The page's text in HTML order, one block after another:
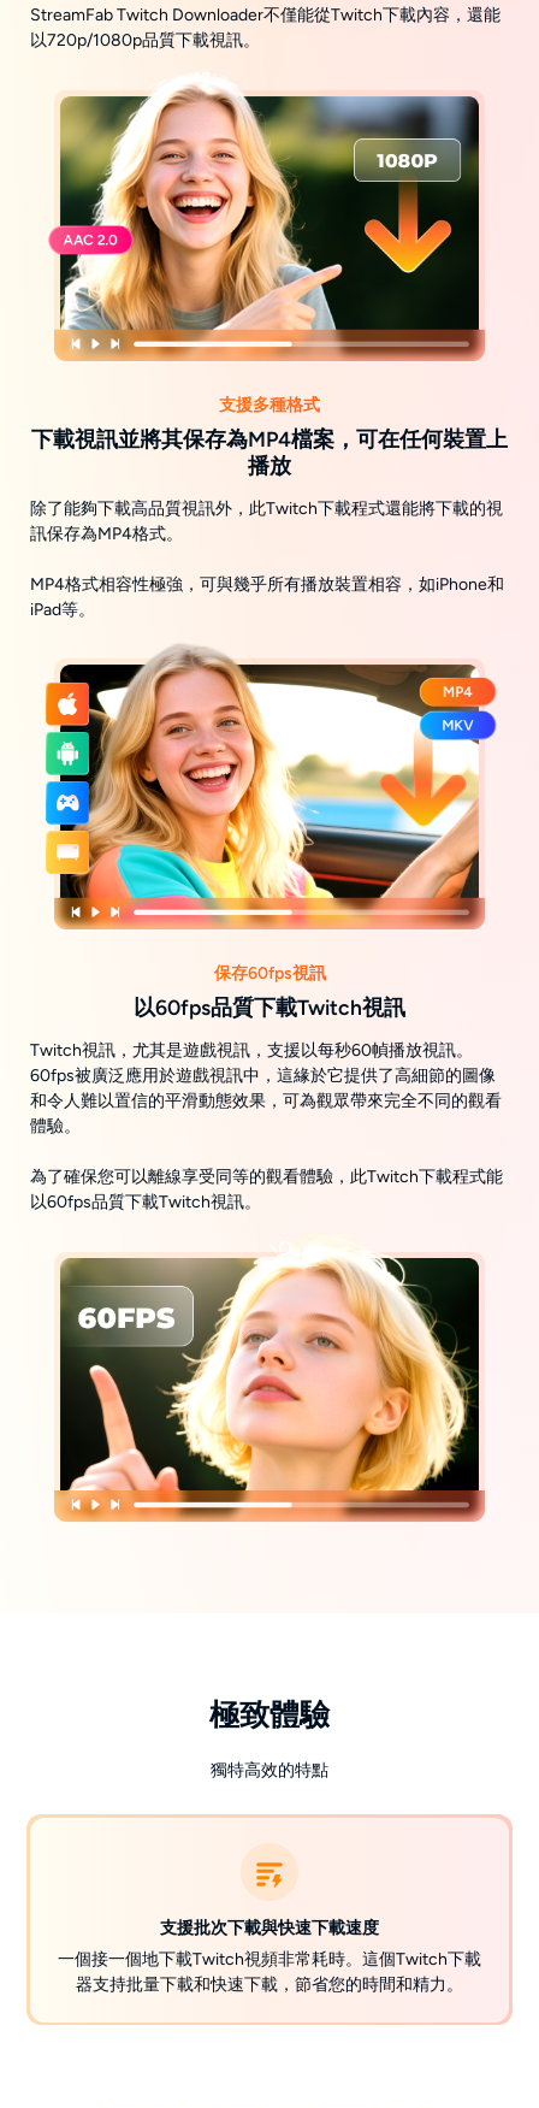
StreamFab Twitch Downloader不僅能從Twitch下載內容，還能
以720p/1080p品質下載視訊。
支援多種格式
下載視訊並將其保存為MP4檔案，可在任何裝置上
播放
除了能夠下載高品質視訊外，此Twitch下載程式還能將下載的視
訊保存為MP4格式。
MP4格式相容性極強，可與幾乎所有播放裝置相容，如iPhone和
iPad等。
保存60fps視訊
以60fps品質下載Twitch視訊
Twitch視訊，尤其是遊戲視訊，支援以每秒60幀播放視訊。
60fps被廣泛應用於遊戲視訊中，這緣於它提供了高細節的圖像
和令人難以置信的平滑動態效果，可為觀眾帶來完全不同的觀看
體驗。
為了確保您可以離線享受同等的觀看體驗，此Twitch下載程式能
以60fps品質下載Twitch視訊。
極致體驗
獨特高效的特點
支援批次下載與快速下載速度
一個接一個地下載Twitch視頻非常耗時。這個Twitch下載
器支持批量下載和快速下載，節省您的時間和精力。